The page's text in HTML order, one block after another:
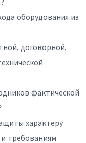
оборудования из
договорной,
фактической
характеру
и требованиям